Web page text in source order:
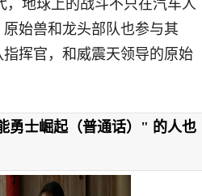
，地球上的战斗不只在汽车人
始兽和龙头部队也参与其
挥官，和威震天领导的原始
勇士崛起（普通话）" 的人也